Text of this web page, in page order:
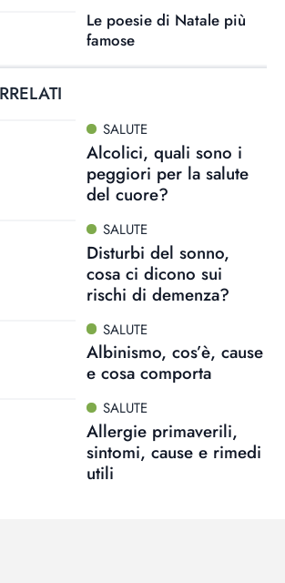
Le poesie di Natale più
famose
SALUTE
Alcolici, quali sono i
peggiori per la salute
del cuore?
SALUTE
Disturbi del sonno,
cosa ci dicono sui
rischi di demenza?
SALUTE
Albinismo, cos’è, cause
e cosa comporta
SALUTE
Allergie primaverili,
sintomi, cause e rimedi
utili